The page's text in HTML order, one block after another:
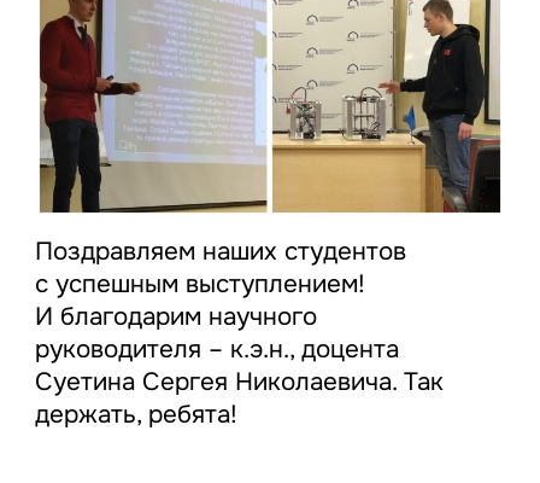
Поздравляем наших студентов
с успешным выступлением!
И благодарим научного
руководителя – к.э.н., доцента
Суетина Сергея Николаевича. Так
держать, ребята!